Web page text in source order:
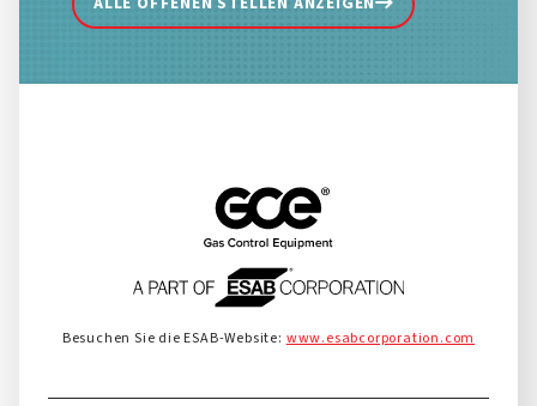
Besuchen Sie die ESAB-Website: www.esabcorporation.com